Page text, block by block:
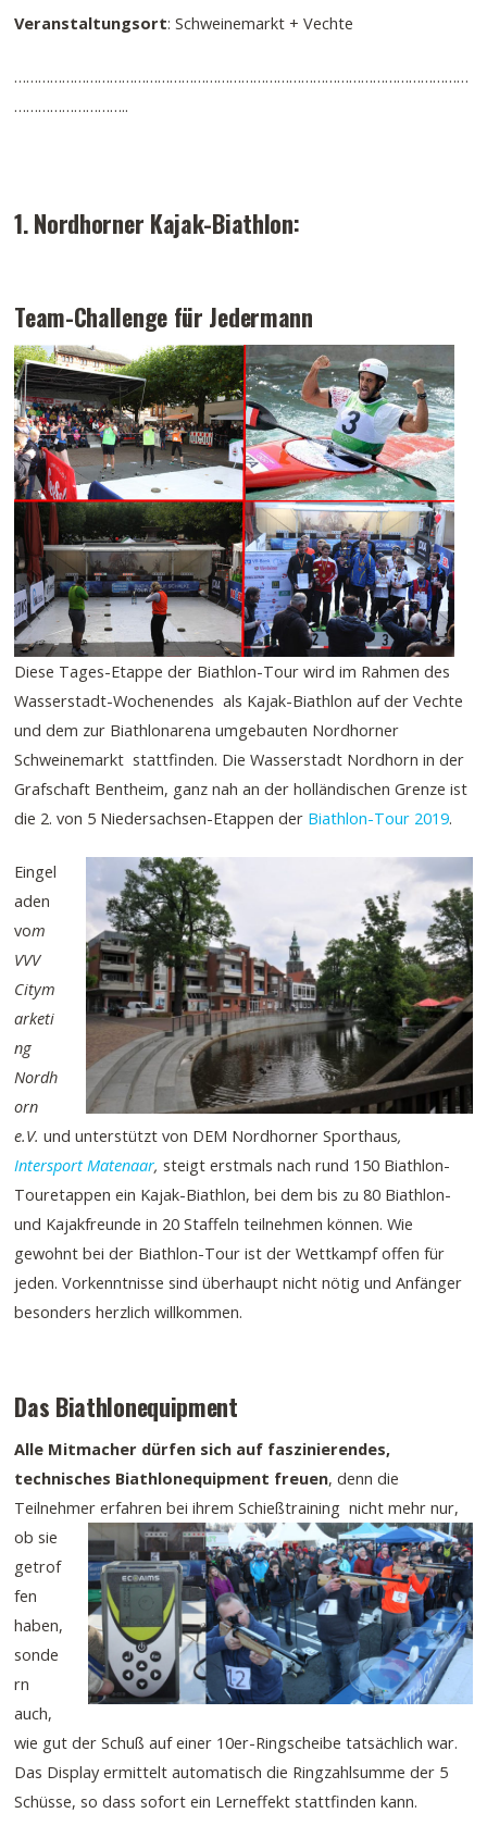
Veranstaltungsort: Schweinemarkt + Vechte
……………………………………………………………………………………………………
………………………..
1. Nordhorner Kajak-Biathlon:
Team-Challenge für Jedermann
Diese Tages-Etappe der Biathlon-Tour wird im Rahmen des
Wasserstadt-Wochenendes als Kajak-Biathlon auf der Vechte
und dem zur Biathlonarena umgebauten Nordhorner
Schweinemarkt stattfinden. Die Wasserstadt Nordhorn in der
Grafschaft Bentheim, ganz nah an der holländischen Grenze ist
die 2. von 5 Niedersachsen-Etappen der Biathlon-Tour 2019.
Eingel
aden
vom
VVV
Citym
arketi
ng
Nordh
orn
e.V.und unterstützt von DEM Nordhorner Sporthaus,
Intersport Matenaar,steigt erstmals nach rund 150 Biathlon-
Touretappen ein Kajak-Biathlon, bei dem bis zu 80 Biathlon-
und Kajakfreunde in 20 Staffeln teilnehmen können. Wie
gewohnt bei der Biathlon-Tour ist der Wettkampf offen für
jeden. Vorkenntnisse sind überhaupt nicht nötig und Anfänger
besonders herzlich willkommen.
Das Biathlonequipment
Alle Mitmacher dürfen sich auf faszinierendes,
technisches Biathlonequipment freuen, denn die
Teilnehmererfahren bei ihrem Schießtraining nicht mehr nur,
ob sie
getrof
fen
haben,
sonde
rn
auch,
wie gut der Schuß auf einer 10er-Ringscheibe tatsächlich war.
Das Display ermittelt automatisch die Ringzahlsumme der 5
Schüsse, so dass sofort ein Lerneffekt stattfinden kann.